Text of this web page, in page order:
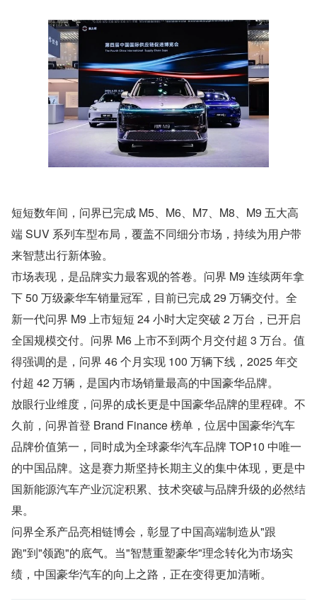
短短数年间，问界已完成 M5、M6、M7、M8、M9 五大高
端 SUV 系列车型布局，覆盖不同细分市场，持续为用户带
来智慧出行新体验。
市场表现，是品牌实力最客观的答卷。问界 M9 连续两年拿
下 50 万级豪华车销量冠军，目前已完成 29 万辆交付。全
新一代问界 M9 上市短短 24 小时大定突破 2 万台，已开启
全国规模交付。问界 M6 上市不到两个月交付超 3 万台。值
得强调的是，问界 46 个月实现 100 万辆下线，2025 年交
付超 42 万辆，是国内市场销量最高的中国豪华品牌。
放眼行业维度，问界的成长更是中国豪华品牌的里程碑。不
久前，问界首登 Brand Finance 榜单，位居中国豪华汽车
品牌价值第一，同时成为全球豪华汽车品牌 TOP10 中唯一
的中国品牌。这是赛力斯坚持长期主义的集中体现，更是中
国新能源汽车产业沉淀积累、技术突破与品牌升级的必然结
果。
问界全系产品亮相链博会，彰显了中国高端制造从"跟
跑"到"领跑"的底气。当"智慧重塑豪华"理念转化为市场实
绩，中国豪华汽车的向上之路，正在变得更加清晰。